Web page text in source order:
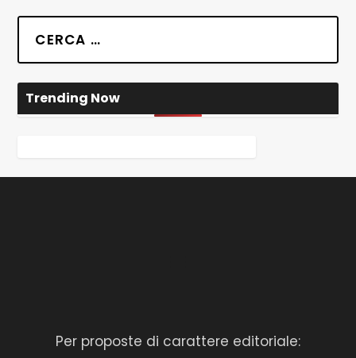
Trending Now
Per proposte di carattere editoriale: